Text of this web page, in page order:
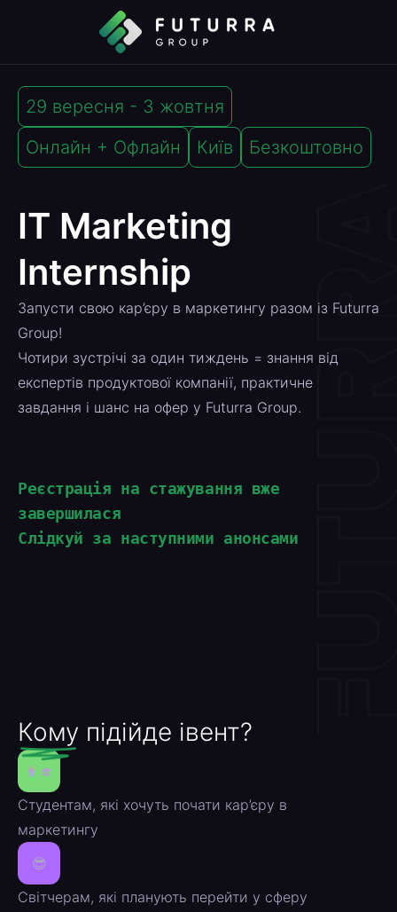
29 вересня - 3 жовтня
Онлайн + Офлайн
Київ Безкоштовно
IT Marketing
Internship
Запусти свою кар’єру в маркетингу разом із Futurra
Group!
Чотири зустрічі за один тиждень = знання від
експертів продуктової компанії, практичне
завдання і шанс на офер у Futurra Group.
Реєстрація на стажування вже
завершилася
Слідкуй за наступними анонсами
Кому підійде івент?
👨‍🎓
Cтудентам, які хочуть почати кар’єру в
маркетингу
😎
Cвітчерам, які планують перейти у сферу